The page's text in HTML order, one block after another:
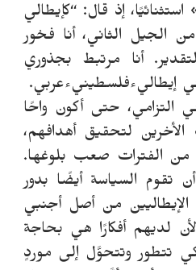
استثنائيًا، إذ قال: “كإيطالي
الثاني، أنا فخور
أنا مرتبط بجذوري
إيطاليءفلسطينيءعربي.
حتى أكون واحًا
لتحقيق أهدافهم،
من الفترات صعب بلوغها.
تقوم السياسة أيضًا بدور
من أصل أجنبي
لديهم أفكارًا هي بحاجة
تتطور وتتحوَّل إلى موردٍ